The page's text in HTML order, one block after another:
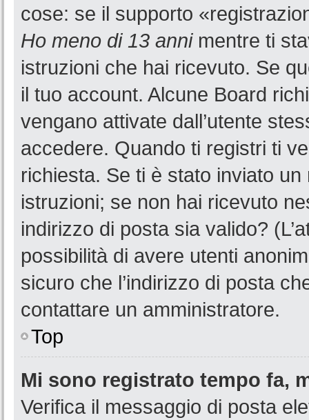
cose: se il supporto
Ho meno di 13 annimentre ti
istruzioni che hai ricevuto. Se
il tuo account. Alcune Board
vengano attivate dall’utente
accedere. Quando ti registri ti
richiesta. Se ti è stato inviato
istruzioni; se non hai ricevuto
indirizzo di posta sia valido?
possibilità di avere utenti
sicuro che l’indirizzo di posta
contattare un amministratore.
Top
Mi sono registrato tempo fa,
Verifica il messaggio di posta